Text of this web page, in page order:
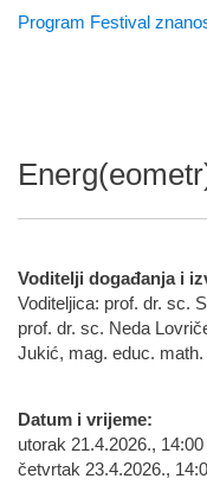
Program Festival
Voditelji događanja i
Voditeljica: prof. dr. sc.
prof. dr. sc. Neda
Jukić, mag. educ. math.
Datum i vrijeme:
utorak 21.4.2026.,
četvrtak 23.4.2026.,